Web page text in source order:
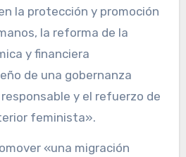
la protección y promoción
la reforma de la
y financiera
de una gobernanza
y el refuerzo de
feminista».
«una migración